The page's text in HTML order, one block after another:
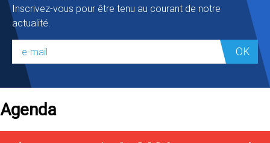
Inscrivez-vous pour être tenu au courant de notre
actualité.
OK
Agenda